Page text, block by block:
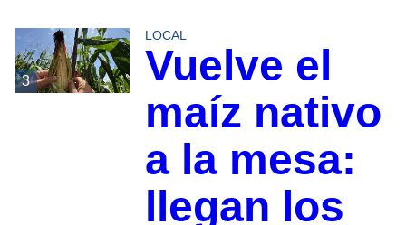
3
LOCAL
Vuelve el
maíz nativo
a la mesa:
llegan los